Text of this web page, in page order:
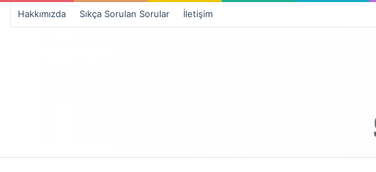
Hakkımızda Sıkça Sorulan Sorular İletişim